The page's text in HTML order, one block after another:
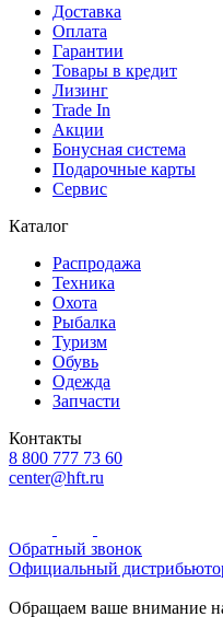
Доставка
Оплата
Гарантии
Товары в кредит
Лизинг
Trade In
Акции
Бонусная система
Подарочные карты
Сервис
Каталог
Распродажа
Техника
Охота
Рыбалка
Туризм
Обувь
Одежда
Запчасти
Контакты
8 800 777 73 60
center@hft.ru
Обратный звонок
Официальный
Обращаем ваше внимание